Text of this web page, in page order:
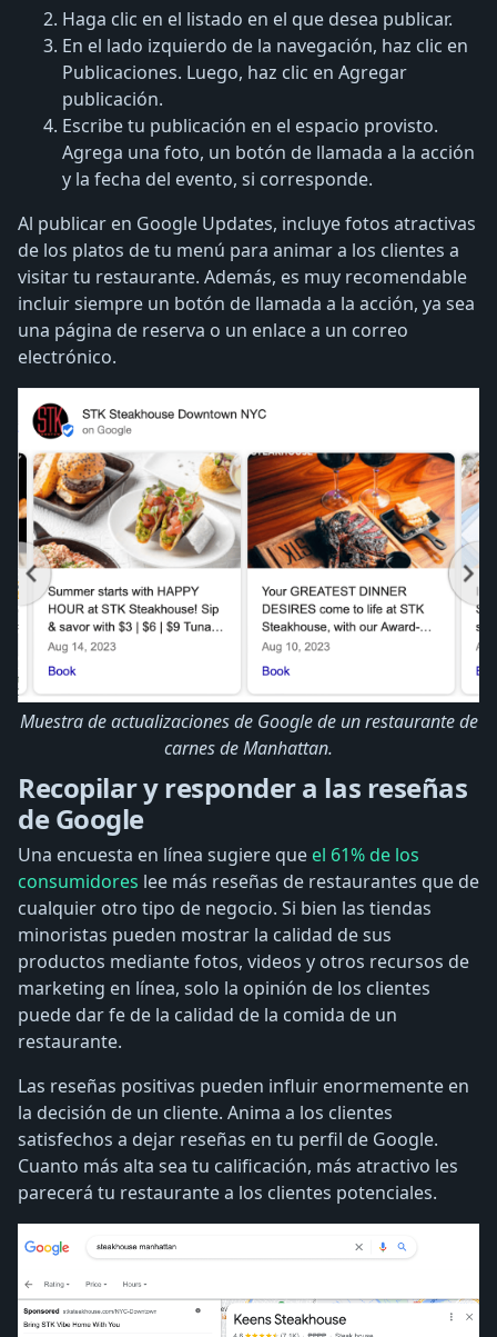
Haga clic en el listado en el que desea publicar.
En el lado izquierdo de la navegación, haz clic en
Publicaciones. Luego, haz clic en Agregar
publicación.
Escribe tu publicación en el espacio provisto.
Agrega una foto, un botón de llamada a la acción
y la fecha del evento, si corresponde.
Al publicar en Google Updates, incluye fotos atractivas
de los platos de tu menú para animar a los clientes a
visitar tu restaurante. Además, es muy recomendable
incluir siempre un botón de llamada a la acción, ya sea
una página de reserva o un enlace a un correo
electrónico.
Muestra de actualizaciones de Google de un restaurante de
carnes de Manhattan.
Recopilar y responder a las reseñas
de Google
Una encuesta en línea sugiere que el 61% de los
consumidores lee más reseñas de restaurantes que de
cualquier otro tipo de negocio. Si bien las tiendas
minoristas pueden mostrar la calidad de sus
productos mediante fotos, videos y otros recursos de
marketing en línea, solo la opinión de los clientes
puede dar fe de la calidad de la comida de un
restaurante.
Las reseñas positivas pueden influir enormemente en
la decisión de un cliente. Anima a los clientes
satisfechos a dejar reseñas en tu perfil de Google.
Cuanto más alta sea tu calificación, más atractivo les
parecerá tu restaurante a los clientes potenciales.